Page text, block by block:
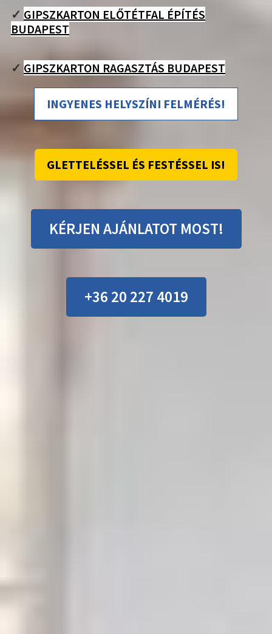
✓ GIPSZKARTON ELŐTÉTFAL ÉPÍTÉS
BUDAPEST
✓ GIPSZKARTON RAGASZTÁS BUDAPEST
INGYENES HELYSZÍNI FELMÉRÉS!
GLETTELÉSSEL ÉS FESTÉSSEL IS!
KÉRJEN AJÁNLATOT MOST!
+36 20 227 4019